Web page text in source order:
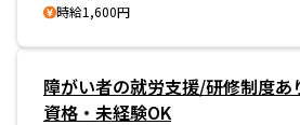
時給1,600円
障がい者の就労支援/研修制度
資格・未経験OK